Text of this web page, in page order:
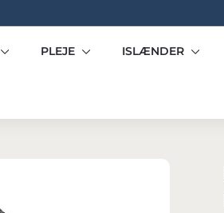
Pause
slideshow
PLEJE ISLÆNDER